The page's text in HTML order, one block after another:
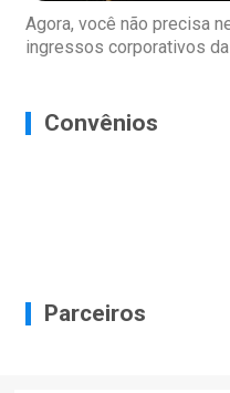
Agora, você não precisa
ingressos corporativos da
Convênios
Parceiros